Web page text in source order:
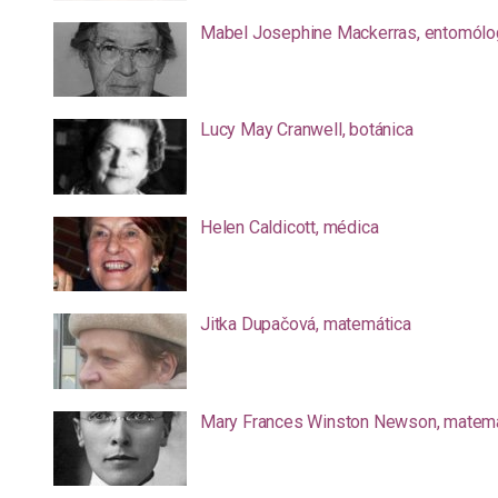
Mabel Josephine Mackerras,
Lucy May Cranwell, botánica
Helen Caldicott, médica
Jitka Dupačová, matemática
Mary Frances Winston Newson,